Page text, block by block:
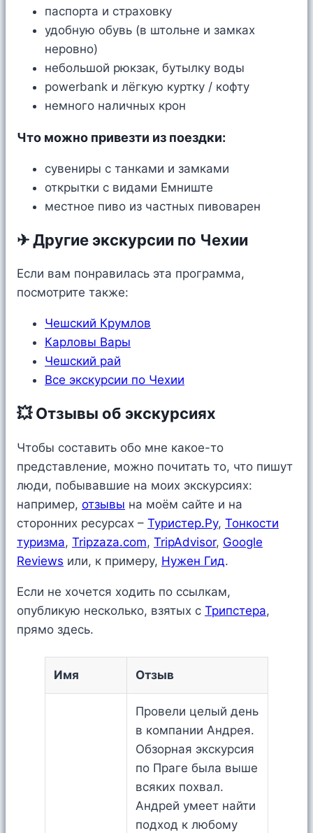
паспорта и страховку
удобную обувь (в штольне и замках
неровно)
небольшой рюкзак, бутылку воды
powerbank и лёгкую куртку / кофту
немного наличных крон
Что можно привезти из поездки:
сувениры с танками и замками
открытки с видами Емниште
местное пиво из частных пивоварен
✈ Другие экскурсии по Чехии
Если вам понравилась эта программа,
посмотрите также:
Чешский Крумлов
Карловы Вары
Чешский рай
Все экскурсии по Чехии
💥 Отзывы об экскурсиях
Чтобы составить обо мне какое-то
представление, можно почитать то, что пишут
люди, побывавшие на моих экскурсиях:
например, отзывы на моём сайте и на
сторонних ресурсах – Туристер.Ру, Тонкости
туризма, Tripzaza.com, TripAdvisor, Google
Reviews или, к примеру, Нужен Гид.
Если не хочется ходить по ссылкам,
опубликую несколько, взятых c Трипстера,
прямо здесь.
Имя Отзыв
Провели целый день
в компании Андрея.
Обзорная экскурсия
по Праге была выше
всяких похвал.
Андрей умеет найти
подход к любому